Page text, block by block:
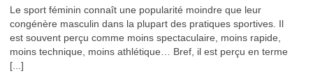
Le sport féminin connaît une popularité moindre que leur
congénère masculin dans la plupart des pratiques sportives. Il
est souvent perçu comme moins spectaculaire, moins rapide,
moins technique, moins athlétique… Bref, il est perçu en terme
[...]